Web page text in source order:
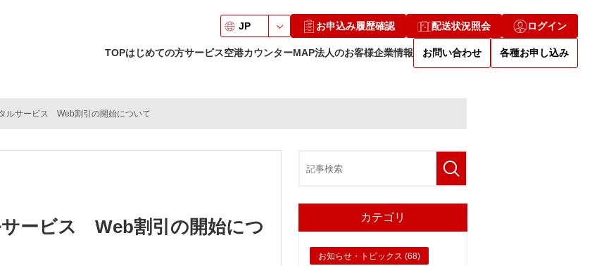
JP お申込み履歴確認 配送状況照会 ログイン
TOPはじめての方サービス空港カウンターMAP法人のお客様企業情報 お問い合わせ 各種お申し込み
ンペーン
ルサービス Web割引の開始について
サービス Web割引の開始につ
カテゴリ
お知らせ・トピックス (68)